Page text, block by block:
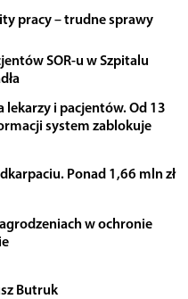
pracy – trudne sprawy
SOR-u w Szpitalu
lekarzy i pacjentów. Od 13
system zablokuje
Ponad 1,66 mln zł
w ochronie
Butruk